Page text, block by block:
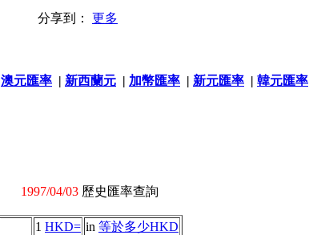
分享到： 更多
澳元匯率 | 新西蘭元 | 加幣匯率 | 新元匯率 | 韓元匯率
1997/04/03 歷史匯率查詢
1 HKD= in 等於多少HKD